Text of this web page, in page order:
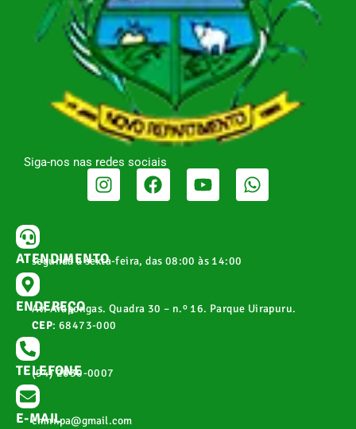
Siga-nos nas redes sociais
ATENDIMENTO
segunda a sexta-feira, das 08:00 às 14:00
ENDEREÇO
Av. Arapongas. Quadra 30 – n.º 16. Parque Uirapuru.
CEP: 68473-000
TELEFONE
(94) 2030-0007
E-MAIL
cmnr.pa@gmail.com